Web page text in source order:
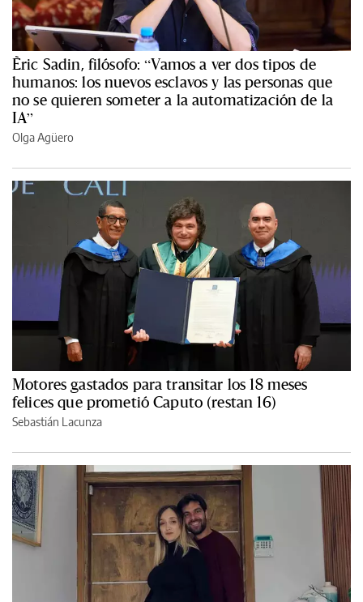
Èric Sadin, filósofo: “Vamos a ver dos tipos de
humanos: los nuevos esclavos y las personas que
no se quieren someter a la automatización de la
IA”
Olga Agüero
Motores gastados para transitar los 18 meses
felices que prometió Caputo (restan 16)
Sebastián Lacunza